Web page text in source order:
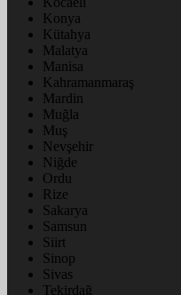
Konya
Kütahya
Malatya
Manisa
Kahramanmaraş
Mardin
Muğla
Muş
Nevşehir
Niğde
Ordu
Rize
Sakarya
Samsun
Siirt
Sinop
Sivas
Tekirdağ